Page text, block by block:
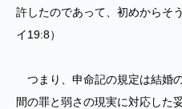
許したのであって、初めからそ
イ19:8）
つまり、申命記の規定は結婚
間の罪と弱さの現実に対応した